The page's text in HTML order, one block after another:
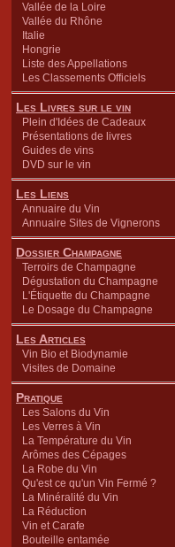
Vallée de la Loire
Vallée du Rhône
Italie
Hongrie
Liste des Appellations
Les Classements Officiels
Les Livres sur le vin
Plein d'Idées de Cadeaux
Présentations de livres
Guides de vins
DVD sur le vin
Les Liens
Annuaire du Vin
Annuaire Sites de Vignerons
Dossier Champagne
Terroirs de Champagne
Dégustation du Champagne
L'Étiquette du Champagne
Le Dosage du Champagne
Les Articles
Vin Bio et Biodynamie
Visites de Domaine
Pratique
Les Salons du Vin
Les Verres à Vin
La Température du Vin
Arômes des Cépages
La Robe du Vin
Qu'est ce qu'un Vin Fermé ?
La Minéralité du Vin
La Réduction
Vin et Carafe
Bouteille entamée